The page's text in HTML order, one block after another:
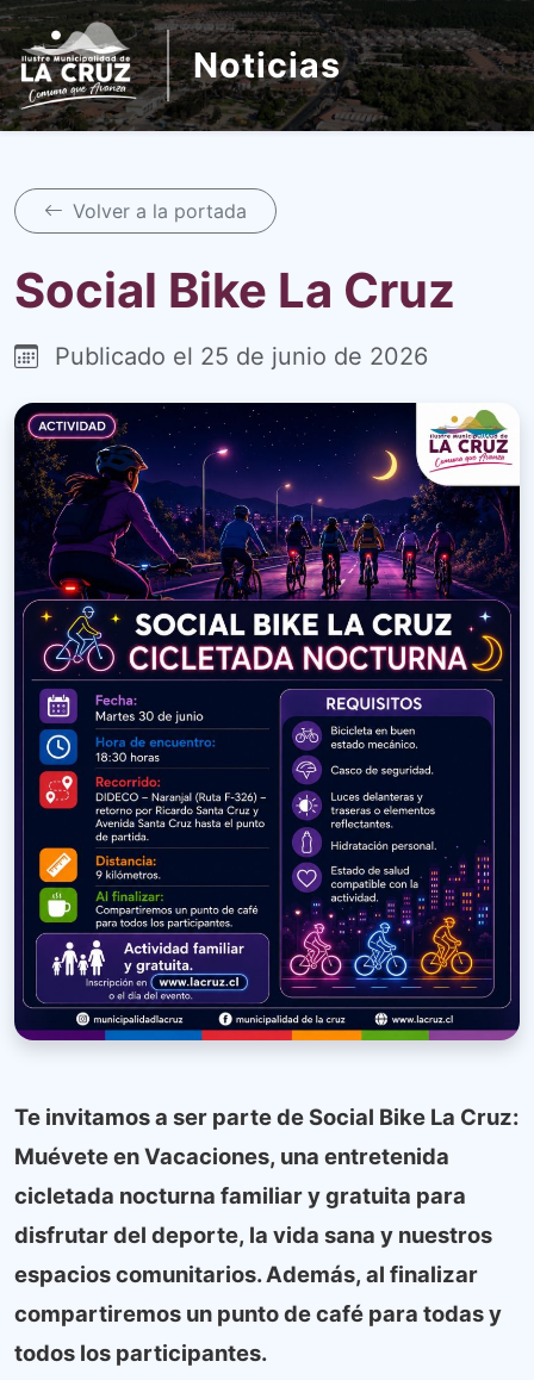
Noticias
Volver a la portada
Social Bike La Cruz
Publicado el 25 de junio de 2026
Te invitamos a ser parte de Social Bike La Cruz:
Muévete en Vacaciones, una entretenida
cicletada nocturna familiar y gratuita para
disfrutar del deporte, la vida sana y nuestros
espacios comunitarios. Además, al finalizar
compartiremos un punto de café para todas y
todos los participantes.